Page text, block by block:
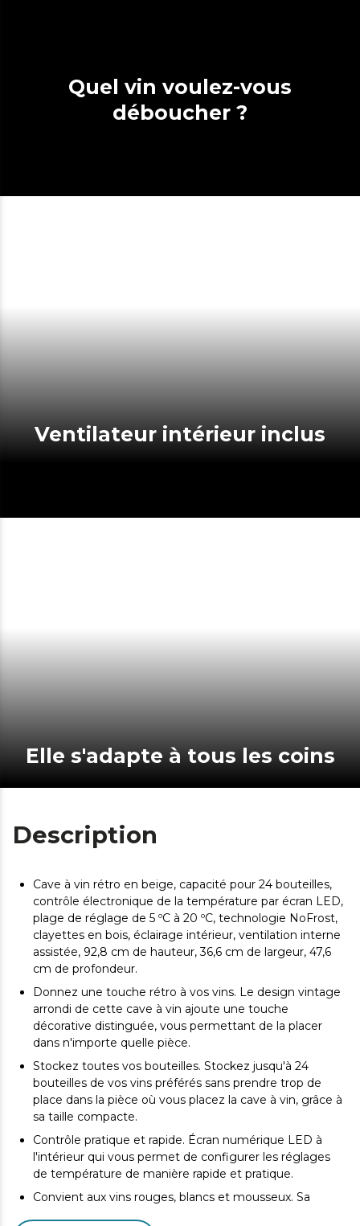
Quel vin voulez-vous
déboucher ?
Ventilateur intérieur inclus
Elle s'adapte à tous les coins
Description
Cave à vin rétro en beige, capacité pour 24 bouteilles,
contrôle électronique de la température par écran LED,
plage de réglage de 5 ºC à 20 ºC, technologie NoFrost,
clayettes en bois, éclairage intérieur, ventilation interne
assistée, 92,8 cm de hauteur, 36,6 cm de largeur, 47,6
cm de profondeur.
Donnez une touche rétro à vos vins. Le design vintage
arrondi de cette cave à vin ajoute une touche
décorative distinguée, vous permettant de la placer
dans n'importe quelle pièce.
Stockez toutes vos bouteilles. Stockez jusqu'à 24
bouteilles de vos vins préférés sans prendre trop de
place dans la pièce où vous placez la cave à vin, grâce à
sa taille compacte.
Contrôle pratique et rapide. Écran numérique LED à
l'intérieur qui vous permet de configurer les réglages
de température de manière rapide et pratique.
Convient aux vins rouges, blancs et mousseux. Sa